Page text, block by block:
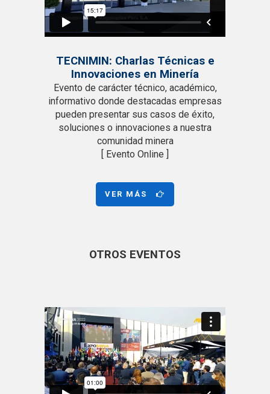
TECNIMIN: Charlas Técnicas e
Innovaciones en Minería
Evento de carácter técnico, académico,
informativo donde destacadas empresas
pueden presentar sus casos de éxito,
soluciones o innovaciones a nuestra
comunidad minera
[ Evento Online ]
VER MÁS
OTROS EVENTOS